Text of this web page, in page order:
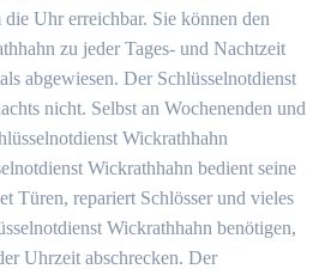
Uhr erreichbar. Sie können den
zu jeder Tages- und Nachtzeit
abgewiesen. Der Schlüsselnotdienst
nicht. Selbst an Wochenenden und
Wickrathhahn
Wickrathhahn bedient seine
Türen, repariert Schlösser und vieles
Wickrathhahn benötigen,
Uhrzeit abschrecken. Der